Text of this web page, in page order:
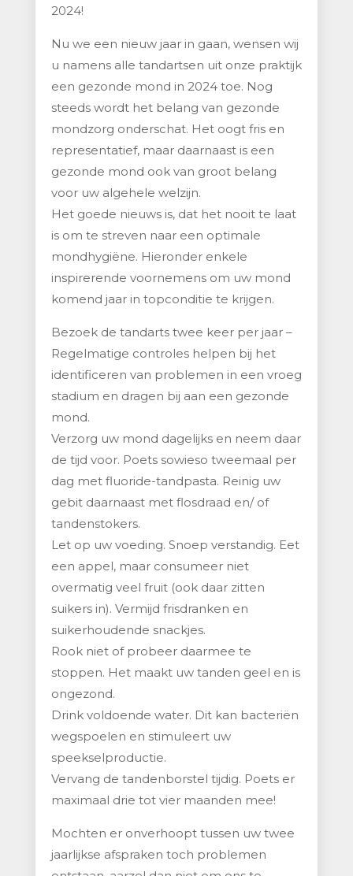
2024!
Nu we een nieuw jaar in gaan, wensen wij
u namens alle tandartsen uit onze praktijk
een gezonde mond in 2024 toe. Nog
steeds wordt het belang van gezonde
mondzorg onderschat. Het oogt fris en
representatief, maar daarnaast is een
gezonde mond ook van groot belang
voor uw algehele welzijn.
Het goede nieuws is, dat het nooit te laat
is om te streven naar een optimale
mondhygiëne. Hieronder enkele
inspirerende voornemens om uw mond
komend jaar in topconditie te krijgen.
Bezoek de tandarts twee keer per jaar –
Regelmatige controles helpen bij het
identificeren van problemen in een vroeg
stadium en dragen bij aan een gezonde
mond.
Verzorg uw mond dagelijks en neem daar
de tijd voor. Poets sowieso tweemaal per
dag met fluoride-tandpasta. Reinig uw
gebit daarnaast met flosdraad en/ of
tandenstokers.
Let op uw voeding. Snoep verstandig. Eet
een appel, maar consumeer niet
overmatig veel fruit (ook daar zitten
suikers in). Vermijd frisdranken en
suikerhoudende snackjes.
Rook niet of probeer daarmee te
stoppen. Het maakt uw tanden geel en is
ongezond.
Drink voldoende water. Dit kan bacteriën
wegspoelen en stimuleert uw
speekselproductie.
Vervang de tandenborstel tijdig. Poets er
maximaal drie tot vier maanden mee!
Mochten er onverhoopt tussen uw twee
jaarlijkse afspraken toch problemen